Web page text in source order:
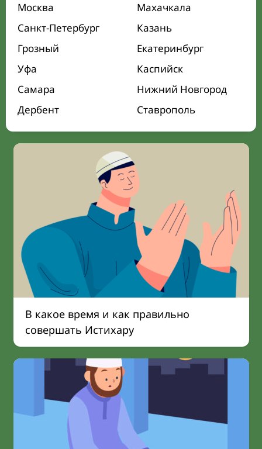
Москва
Махачкала
Санкт-Петербург
Казань
Грозный
Екатеринбург
Уфа
Каспийск
Самара
Нижний Новгород
Дербент
Ставрополь
В какое время и как правильно
совершать Истихару